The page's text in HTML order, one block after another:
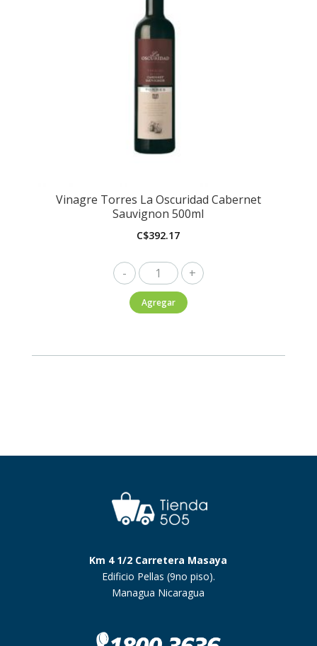
Vinagre Torres La Oscuridad Cabernet
Sauvignon 500ml
C$392.17
Vinagre
Torres
La
Agregar
Km 4 1/2 Carretera Masaya
Edificio Pellas (9no piso).
Managua Nicaragua